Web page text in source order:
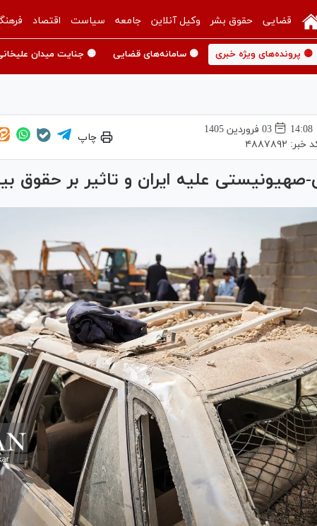
قضایی حقوق بشر وکیل آنلاین جامعه سیاست اقتصاد
🟡 پرونده‌های ویژه خبری 🟡 سامانه‌های قضایی 🟡 جنایت میدان
14:08
03 فروردين 1405
خبر: ۴۸۸۷۸۹۲
چاپ
صهیونیستی علیه ایران و تاثیر بر حقوق